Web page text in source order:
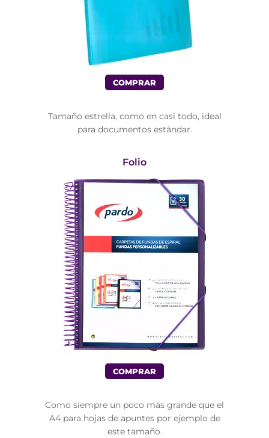
COMPRAR
Tamaño estrella, como en casi todo, ideal
para documentos estándar.
Folio
COMPRAR
Como siempre un poco más grande que el
A4 para hojas de apuntes por ejemplo de
este tamaño.